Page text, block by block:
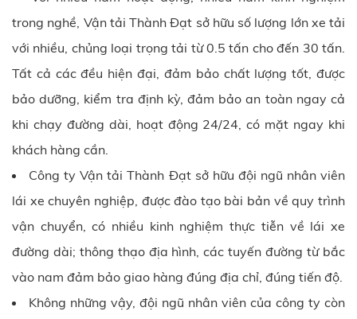
trong nghề, Vận tải Thành Đạt sở hữu số lượng lớn xe tải
với nhiều, chủng loại trọng tải từ 0.5 tấn cho đến 30 tấn.
Tất cả các đều hiện đại, đảm bảo chất lượng tốt, được
bảo dưỡng, kiểm tra định kỳ, đảm bảo an toàn ngay cả
khi chạy đường dài, hoạt động 24/24, có mặt ngay khi
khách hàng cần.
Công tyVận tải Thành Đạtsở hữu đội ngũ nhân viên
lái xe chuyên nghiệp, được đào tạo bài bản về quy trình
vận chuyển, có nhiều kinh nghiệm thực tiễn về lái xe
đường dài; thông thạo địa hình, các tuyến đường từ bắc
vào nam đảm bảo giao hàng đúng địa chỉ, đúng tiến độ.
Không những vậy, đội ngũ nhân viên của công ty còn